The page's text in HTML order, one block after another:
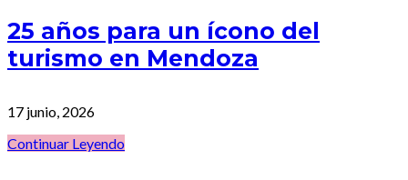
25 años para un ícono del
turismo en Mendoza
17 junio, 2026
Continuar Leyendo